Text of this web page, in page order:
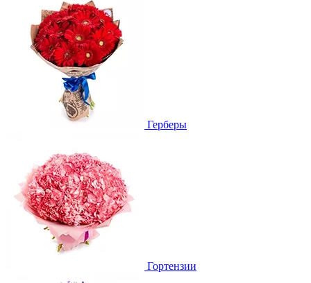
Герберы
Гортензии